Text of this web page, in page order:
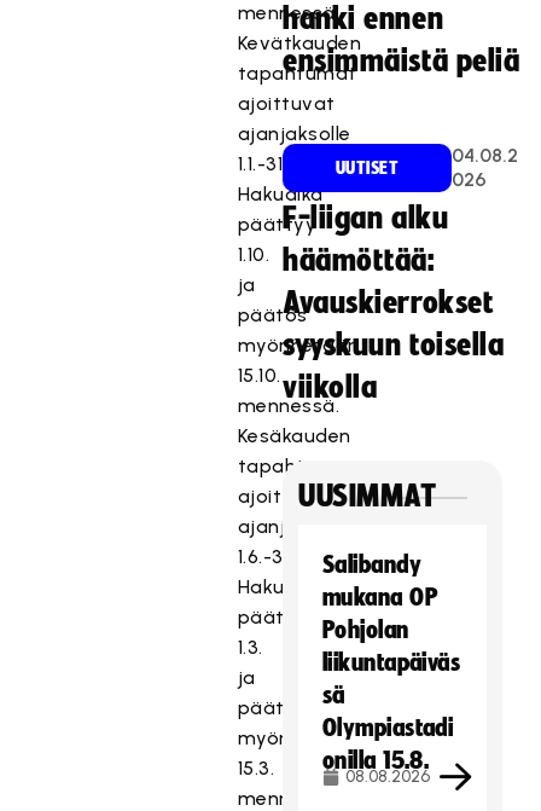
mennessä.
Kevätkauden
tapahtumat
ajoittuvat
ajanjaksolle
1.1.-31.5.
Hakuaika
päättyy
1.10.
ja
päätös
myönnetään
15.10.
mennessä.
Kesäkauden
tapahtumat
ajoittuvat
ajanjaksolle
1.6.-31.8.
Hakuaika
päättyy
1.3.
ja
päätös
myönnetään
15.3.
mennessä.
hanki ennen
ensimmäistä peliä
UUTISET
04.08.2
026
F-liigan alku
häämöttää:
Avauskierrokset
syyskuun toisella
viikolla
UUSIMMAT
Salibandy
mukana OP
Pohjolan
liikuntapäiväs
sä
Olympiastadi
onilla 15.8.
08.08.2026